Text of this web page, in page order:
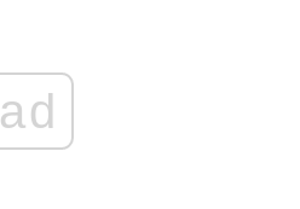
ad